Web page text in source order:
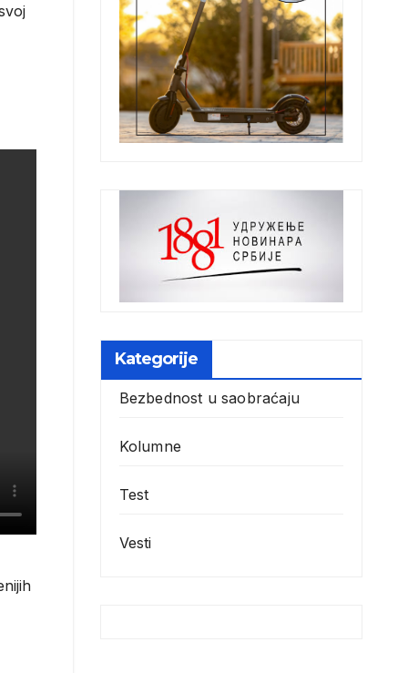
Kategorije
Bezbednost u saobraćaju
Kolumne
Test
Vesti